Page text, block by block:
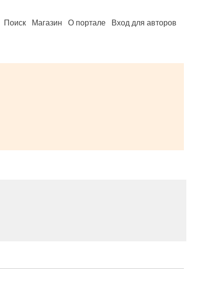
Поиск Магазин О портале Вход для авторов